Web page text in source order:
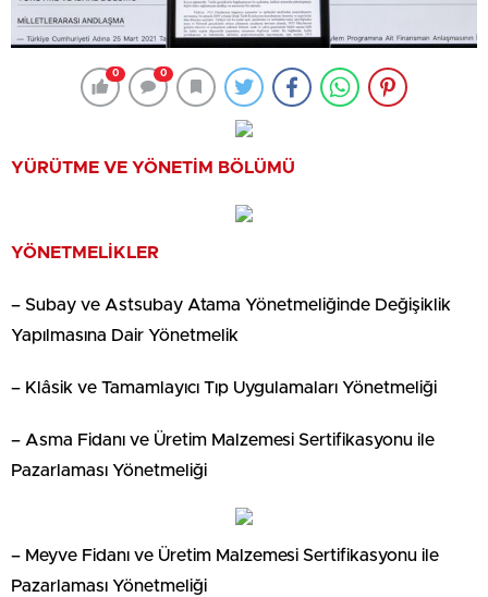
0 0
YÜRÜTME VE YÖNETİM BÖLÜMÜ
YÖNETMELİKLER
– Subay ve Astsubay Atama Yönetmeliğinde Değişiklik
Yapılmasına Dair Yönetmelik
– Klâsik ve Tamamlayıcı Tıp Uygulamaları Yönetmeliği
– Asma Fidanı ve Üretim Malzemesi Sertifikasyonu ile
Pazarlaması Yönetmeliği
– Meyve Fidanı ve Üretim Malzemesi Sertifikasyonu ile
Pazarlaması Yönetmeliği